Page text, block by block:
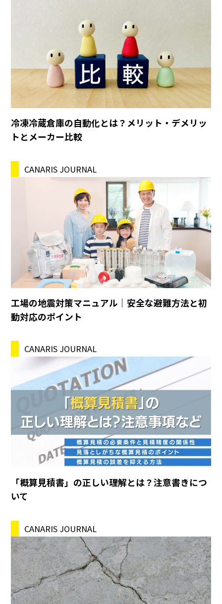
冷凍冷蔵倉庫の自動化とは？メリット・デメリッ
トとメーカー比較
CANARIS JOURNAL
工場の地震対策マニュアル｜安全な避難方法と初
動対応のポイント
CANARIS JOURNAL
「概算見積書」の正しい理解とは？注意書きにつ
いて
CANARIS JOURNAL